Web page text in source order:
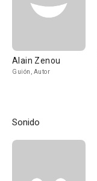
Alain Zenou
Guión, Autor
Sonido